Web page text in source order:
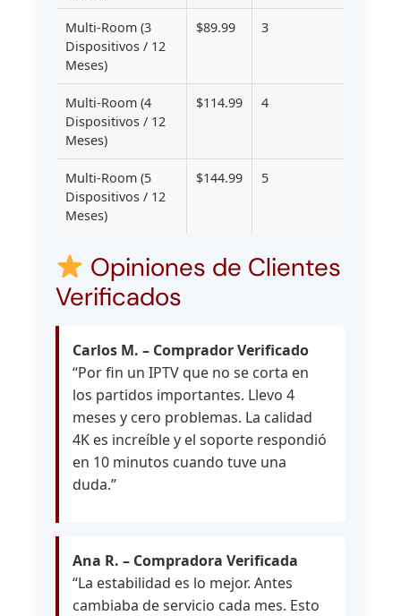
Multi-Room (3
Dispositivos / 12
Meses)
$89.99 3
Multi-Room (4
Dispositivos / 12
Meses)
$114.99 4
Multi-Room (5
Dispositivos / 12
Meses)
$144.99 5
Opiniones de Clientes
Verificados
Carlos M. – Comprador Verificado
“Por fin un IPTV que no se corta en
los partidos importantes. Llevo 4
meses y cero problemas. La calidad
4K es increíble y el soporte respondió
en 10 minutos cuando tuve una
duda.”
Ana R. – Compradora Verificada
“La estabilidad es lo mejor. Antes
cambiaba de servicio cada mes. Esto